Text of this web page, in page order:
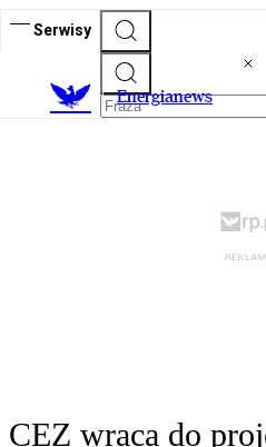
Serwisy
Energianews
CEZ wraca do